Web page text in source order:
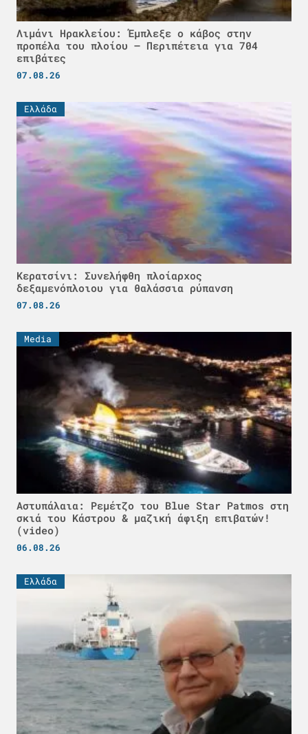
Λιμάνι Ηρακλείου: Έμπλεξε ο κάβος στην
προπέλα του πλοίου – Περιπέτεια για 704
επιβάτες
07.08.26
Ελλάδα
Κερατσίνι: Συνελήφθη πλοίαρχος
δεξαμενόπλοιου για θαλάσσια ρύπανση
07.08.26
Media
Αστυπάλαια: Ρεμέτζο του Blue Star Patmos στη
σκιά του Κάστρου & μαζική άφιξη επιβατών!
(video)
06.08.26
Ελλάδα